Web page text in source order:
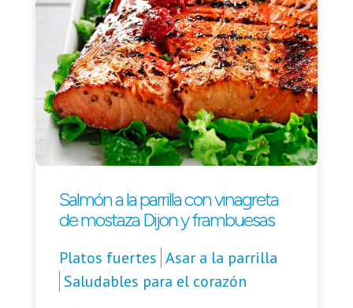
Salmón a la parrilla con vinagreta
de mostaza Dijon y frambuesas
Platos fuertes Asar a la parrilla
Saludables para el corazón